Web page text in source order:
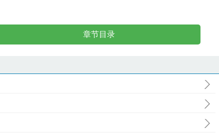
章节目录